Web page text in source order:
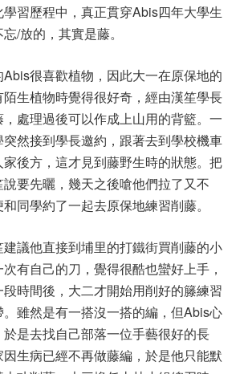
習歷程中，真正貫穿Abis四年大學生
忘/放的，其實是藤。
Abis很喜歡植物，因此大一在原保地的
生植物時覺得很好奇，經由漢笙學長
處理過後可以作成上山用的背籃。一
然接到學長邀約，跟著去到學校機車
後方，這才見到藤野生時的狀態。把
要先曬，幾天之後嗆他們拉了又不
和同學約了一起去原保地練習削藤。
議他直接到埔里的打鐵街買削藤的小
有自己的刀，覺得很酷也蠻好上手，
時間後，大二才開始用削好的籐練習
雖然是有一搭沒一搭的編，但Abis心
是去找自己部落一位手藝很好的長
生病已經不再做藤編，於是他只能默